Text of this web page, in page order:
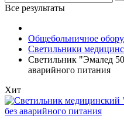
Все результаты
Общебольничное
Светильники
Светильник "Эмалед
аварийного питания
Хит